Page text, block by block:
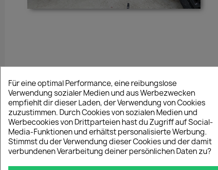
Für eine optimal Performance, eine reibungslose
Verwendung sozialer Medien und aus Werbezwecken
empfiehlt dir dieser Laden, der Verwendung von Cookies
zuzustimmen. Durch Cookies von sozialen Medien und
Werbecookies von Drittparteien hast du Zugriff auf Social-
Media-Funktionen und erhältst personalisierte Werbung.
Stimmst du der Verwendung dieser Cookies und der damit
verbundenen Verarbeitung deiner persönlichen Daten zu?